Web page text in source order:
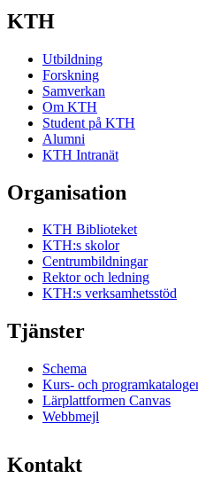
KTH
Utbildning
Forskning
Samverkan
Om KTH
Student på KTH
Alumni
KTH Intranät
Organisation
KTH Biblioteket
KTH:s skolor
Centrumbildningar
Rektor och ledning
KTH:s verksamhetsstöd
Tjänster
Schema
Kurs- och
Lärplattformen Canvas
Webbmejl
Kontakt